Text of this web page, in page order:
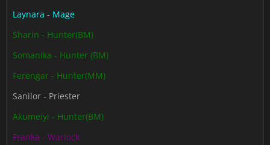
Laynara - Mage
Sharin - Hunter(BM)
Somanika - Hunter (BM)
Ferengar - Hunter(MM)
Sanilor - Priester
Akumeiyi - Hunter(BM)
Franka - Warlock